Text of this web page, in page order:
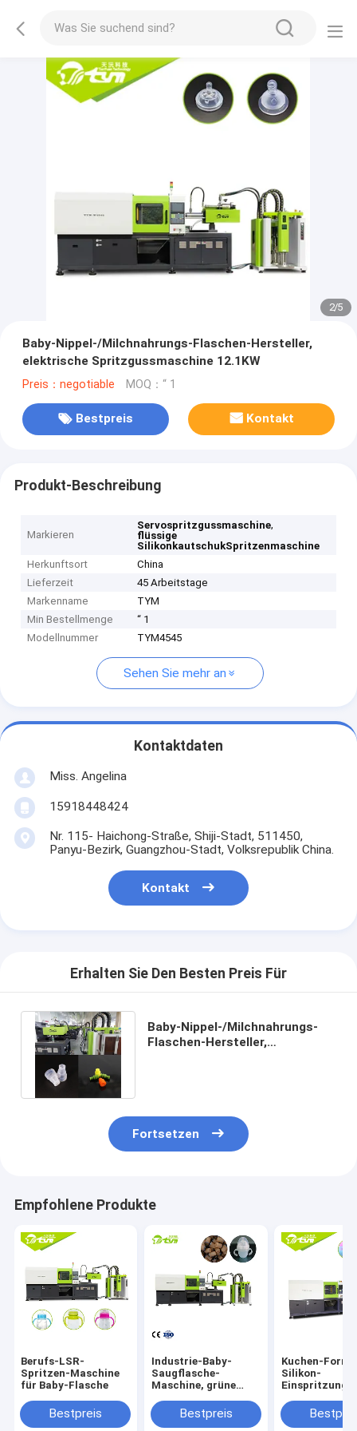
2/5
Baby-Nippel-/Milchnahrungs-Flaschen-Hersteller,
elektrische Spritzgussmaschine 12.1KW
Preis：negotiable MOQ：“ 1
Bestpreis Kontakt
Produkt-Beschreibung
Markieren
Servospritzgussmaschine,
flüssige
SilikonkautschukSpritzenmaschine
Herkunftsort
China
Lieferzeit
45 Arbeitstage
Markenname
TYM
Min Bestellmenge
“ 1
Modellnummer
TYM4545
Sehen Sie mehr an
Kontaktdaten
Miss. Angelina
15918448424
Nr. 115- Haichong-Straße, Shiji-Stadt, 511450,
Panyu-Bezirk, Guangzhou-Stadt, Volksrepublik China.
Kontakt
Erhalten Sie Den Besten Preis Für
Baby-Nippel-/Milchnahrungs-
Flaschen-Hersteller,
Fortsetzen
Empfohlene Produkte
Berufs-LSR-
Spritzen-Maschine
für Baby-Flasche
Bestpreis
Industrie-Baby-
Saugflasche-
Maschine, grüne
Maschine der
geringen Lautstärke
Bestpreis
Kuchen-Form-
Silikon-
Einspritzung,
flüssige
Spritzen-